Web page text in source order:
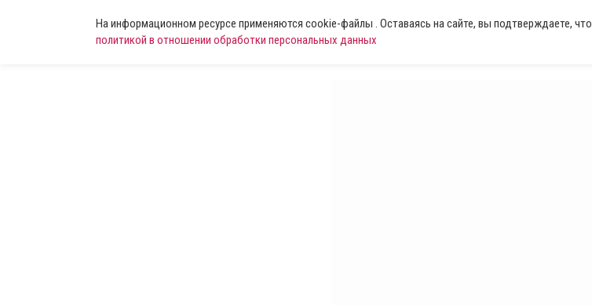
На информационном ресурсе применяются cookie-файлы . Оставаясь на сайте, вы подтверждаете, что
политикой в отношении обработки персональных данных